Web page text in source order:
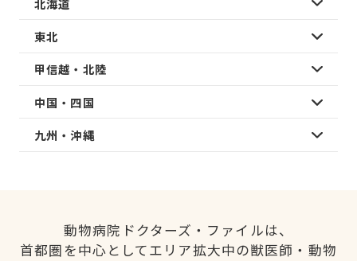
東北
甲信越・北陸
中国・四国
九州・沖縄
動物病院ドクターズ・ファイルは、
首都圏を中心としてエリア拡大中の獣医師・動物